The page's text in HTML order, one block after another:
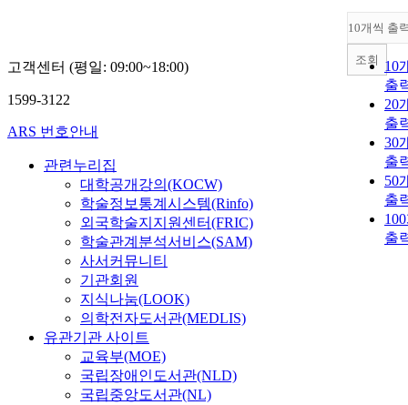
10개씩 출
10
출
20
출
30
출
50
출
출
조회
고객센터 (평일: 09:00~18:00)
1599-3122
ARS 번호안내
관련누리집
대학공개강의(KOCW)
학술정보통계시스템(Rinfo)
외국학술지지원센터(FRIC)
학술관계분석서비스(SAM)
사서커뮤니티
기관회원
지식나눔(LOOK)
의학전자도서관(MEDLIS)
유관기관 사이트
교육부(MOE)
국립장애인도서관(NLD)
국립중앙도서관(NL)